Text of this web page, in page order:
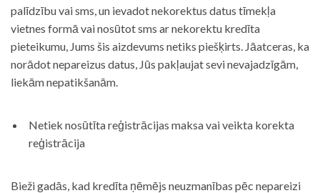
palīdzību vai sms, un ievadot nekorektus datus tīmekļa
vietnes formā vai nosūtot sms ar nekorektu kredīta
pieteikumu, Jums šis aizdevums netiks piešķirts. Jāatceras, ka
norādot nepareizus datus, Jūs pakļaujat sevi nevajadzīgām,
liekām nepatikšanām.
Netiek nosūtīta reģistrācijas maksa vai veikta korekta
reģistrācija
Bieži gadās, kad kredīta ņēmējs neuzmanības pēc nepareizi